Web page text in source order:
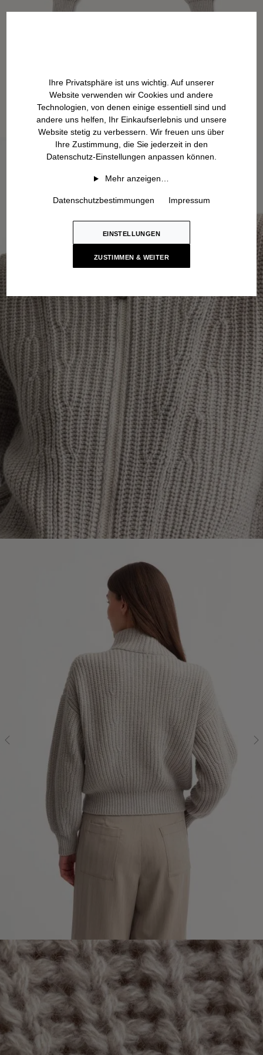
Ihre Privatsphäre ist uns wichtig. Auf unserer
Website verwenden wir Cookies und andere
Technologien, von denen einige essentiell sind und
andere uns helfen, Ihr Einkaufserlebnis und unsere
Website stetig zu verbessern. Wir freuen uns über
Ihre Zustimmung, die Sie jederzeit in den
Datenschutz-Einstellungen anpassen können.
Mehr anzeigen…
Datenschutzbestimmungen Impressum
EINSTELLUNGEN
ZUSTIMMEN & WEITER